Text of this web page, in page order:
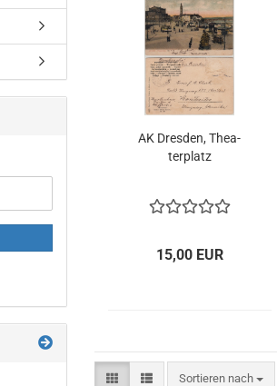
AK Dres­den, Thea­
ter­platz
15,00 EUR
Sortieren nach
Sortieren nach